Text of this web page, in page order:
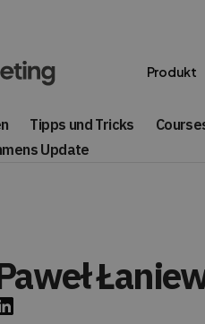
Produkt
Tipps und Tricks
Update